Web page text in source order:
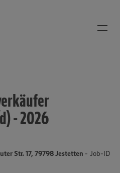
- 2026
Str. 17, 79798 Jestetten - Job-ID